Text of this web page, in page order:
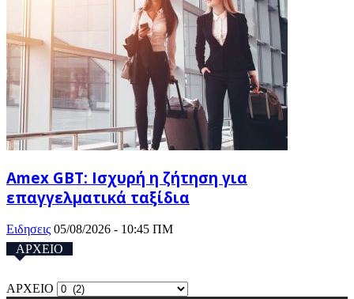
Amex GBT: Ισχυρή η ζήτηση για
επαγγελματικά ταξίδια
Ειδησεις 05/08/2026 - 10:45 ΠΜ
ΑΡΧΕΙΟ
ΑΡΧΕΙΟ